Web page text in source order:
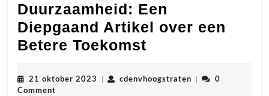
Duurzaamheid: Een
Diepgaand Artikel over een
Betere Toekomst
Een
Diepgaand
21 oktober 2023 cdenvhoogstratencdenvhoogstraten
0
Comment